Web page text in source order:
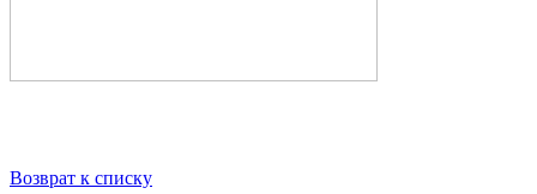
Возврат к списку